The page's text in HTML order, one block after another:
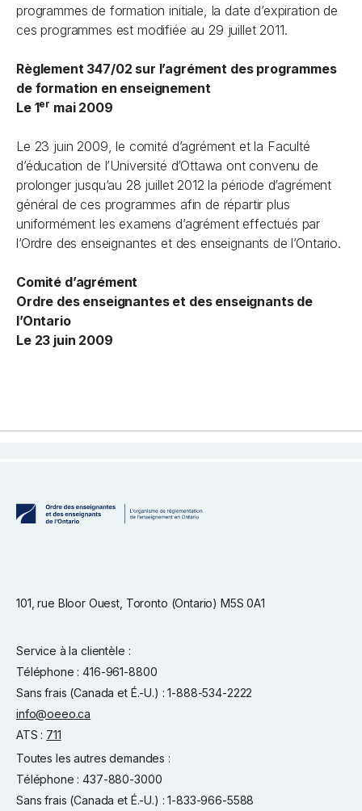
programmes de formation initiale, la date d’expiration de
ces programmes est modifiée au 29 juillet 2011.
Règlement 347/02 sur l’agrément des programmes
de formation en enseignement
Le 1er mai 2009
Le 23 juin 2009, le comité d’agrément et la Faculté
d’éducation de l’Université d’Ottawa ont convenu de
prolonger jusqu’au 28 juillet 2012 la période d’agrément
général de ces programmes afin de répartir plus
uniformément les examens d’agrément effectués par
l’Ordre des enseignantes et des enseignants de l’Ontario.
Comité d’agrément
Ordre des enseignantes et des enseignants de
l’Ontario
Le 23 juin 2009
101, rue Bloor Ouest, Toronto (Ontario) M5S 0A1
Service à la clientèle :
Téléphone : 416-961-8800
Sans frais (Canada et É.-U.) : 1-888-534-2222
info@oeeo.ca
ATS : 711
Toutes les autres demandes :
Téléphone : 437-880-3000
Sans frais (Canada et É.-U.) : 1-833-966-5588